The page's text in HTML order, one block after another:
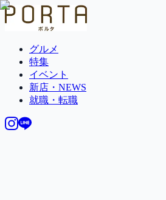
グルメ
特集
イベント
新店・NEWS
就職・転職